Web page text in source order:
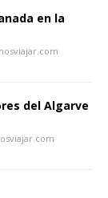
en la
del Algarve